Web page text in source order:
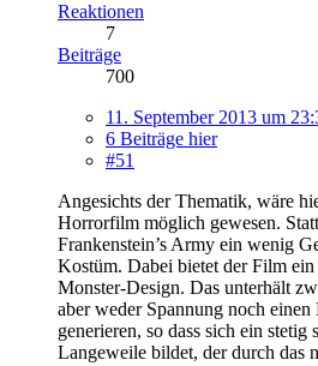
Reaktionen
7
Beiträge
700
11. September 2013 um
6 Beiträge hier
#51
Angesichts der Thematik, wäre
Horrorfilm möglich gewesen.
Frankenstein’s Army ein wenig
Kostüm. Dabei bietet der Film ein
Monster-Design. Das unterhält
aber weder Spannung noch
generieren, so dass sich ein stetig
Langeweile bildet, der durch das